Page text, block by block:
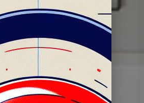
11 2023
tiroir DMT du 28 11 2023
tiroir
Pilote dans mon tiroir 27 juin